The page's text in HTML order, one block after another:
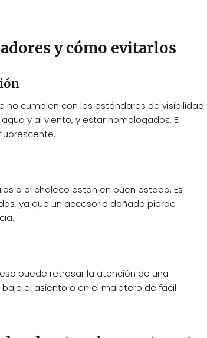
y cómo evitarlos
no cumplen con los estándares de visibilidad
y al viento, y estar homologados. El
o el chaleco están en buen estado. Es
ya que un accesorio dañado pierde
puede retrasar la atención de una
el asiento o en el maletero de fácil